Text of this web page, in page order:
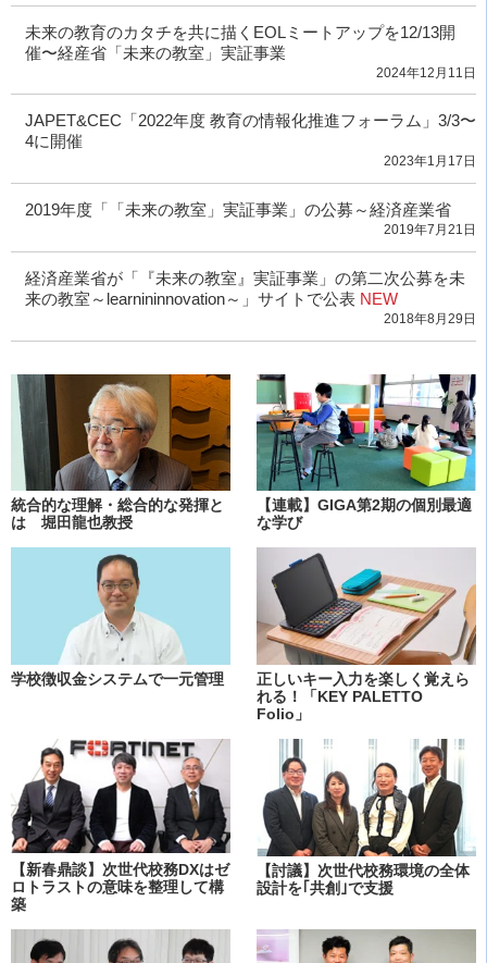
未来の教育のカタチを共に描くEOLミートアップを12/13開
催〜経産省「未来の教室」実証事業
2024年12月11日
JAPET&CEC「2022年度 教育の情報化推進フォーラム」3/3〜
4に開催
2023年1月17日
2019年度「「未来の教室」実証事業」の公募～経済産業省
2019年7月21日
経済産業省が「『未来の教室』実証事業」の第二次公募を未
来の教室～learnininnovation～」サイトで公表 NEW
2018年8月29日
統合的な理解・総合的な発揮と
は 堀田龍也教授
【連載】GIGA第2期の個別最適
な学び
学校徴収金システムで一元管理
正しいキー入力を楽しく覚えら
れる！「KEY PALETTO
Folio」
【新春鼎談】次世代校務DXはゼ
ロトラストの意味を整理して構
築
【討議】次世代校務環境の全体
設計を｢共創｣で支援